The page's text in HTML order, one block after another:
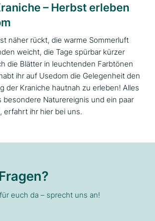
– Herbst erleben
näher rückt, die warme Sommerluft
weicht, die Tage spürbar kürzer
die Blätter in leuchtenden Farbtönen
ihr auf Usedom die Gelegenheit den
der Kraniche hautnah zu erleben! Alles
besondere Naturereignis und ein paar
erfahrt ihr hier bei uns.
euch da – sprecht uns an!